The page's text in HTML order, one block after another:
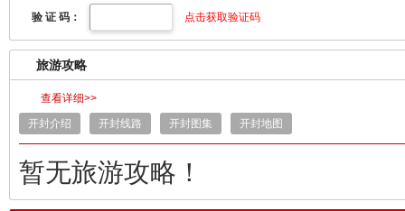
验 证 码： 点击获取验证码
旅游攻略
查看详细>>
开封介绍
开封线路 开封图集 开封地图
暂无旅游攻略！